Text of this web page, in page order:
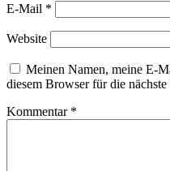
E-Mail *
Website
Meinen Namen, meine E-
diesem Browser für die
Kommentar *